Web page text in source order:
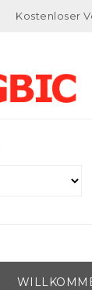
Kostenloser